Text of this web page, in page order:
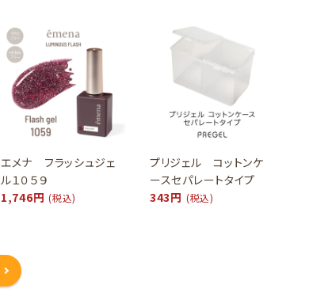
エメナ フラッシュジェ
ル１０５９
1,746円 (税込)
プリジェル コットンケ
ースセパレートタイプ
343円 (税込)